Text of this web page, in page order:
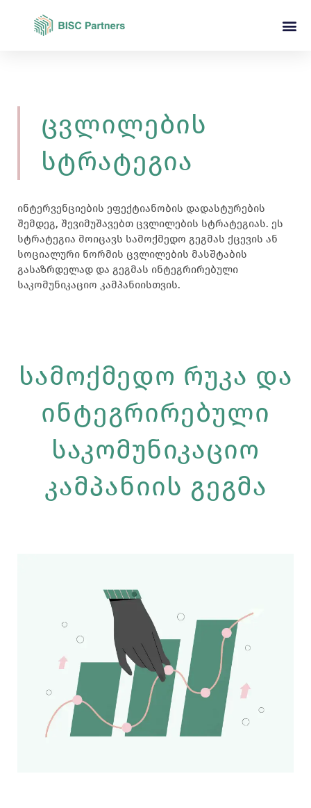
Ცვლილების
Სტრატეგია
ინტერვენციების ეფექტიანობის დადასტურების
შემდეგ, შევიმუშავებთ ცვლილების სტრატეგიას. ეს
სტრატეგია მოიცავს სამოქმედო გეგმას ქცევის ან
სოციალური ნორმის ცვლილების მასშტაბის
გასაზრდელად და გეგმას ინტეგრირებული
საკომუნიკაციო კამპანიისთვის.
Სამოქმედო Რუკა Და
Ინტეგრირებული
Საკომუნიკაციო
Კამპანიის Გეგმა